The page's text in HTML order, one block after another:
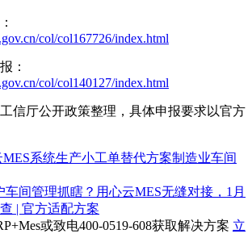
col/col167726/index.html
：
col/col140127/index.html
工信厅公开政策整理，具体申报要求以官方
MES系统生产小工单替代方案制造业车间
车间管理抓瞎？用心云MES无缝对接，1月
| 官方适配方案
或致电400-0519-608获取解决方案 立